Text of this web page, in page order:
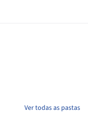
Ver todas as pastas